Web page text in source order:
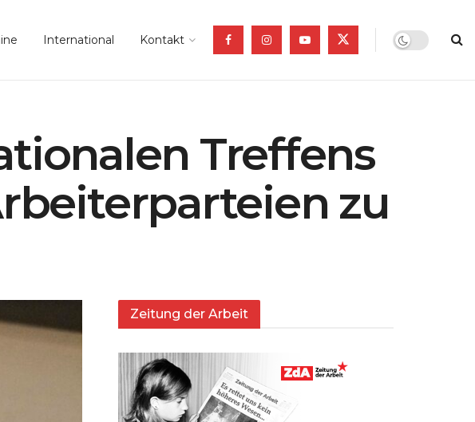
International Kontakt
Treffens
zu
Zeitung der Arbeit